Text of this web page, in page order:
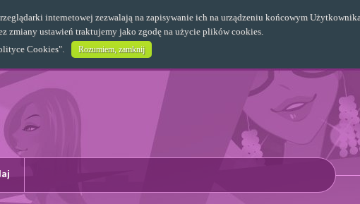
internetowej zezwalają na zapisywanie ich na urządzeniu końcowym
zmiany ustawień traktujemy jako zgodę na użycie plików cookies.
Cookies". Rozumiem, zamknij